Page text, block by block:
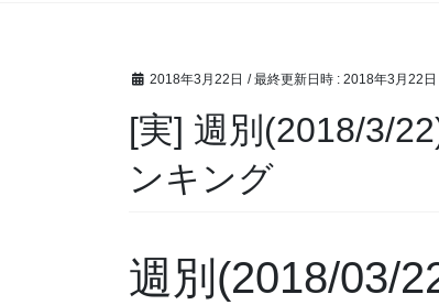
2018年3月22日 / 最終更新日時 : 2018年3月22日
[実] 週別(2018/3/
ンキング
週別(2018/03/